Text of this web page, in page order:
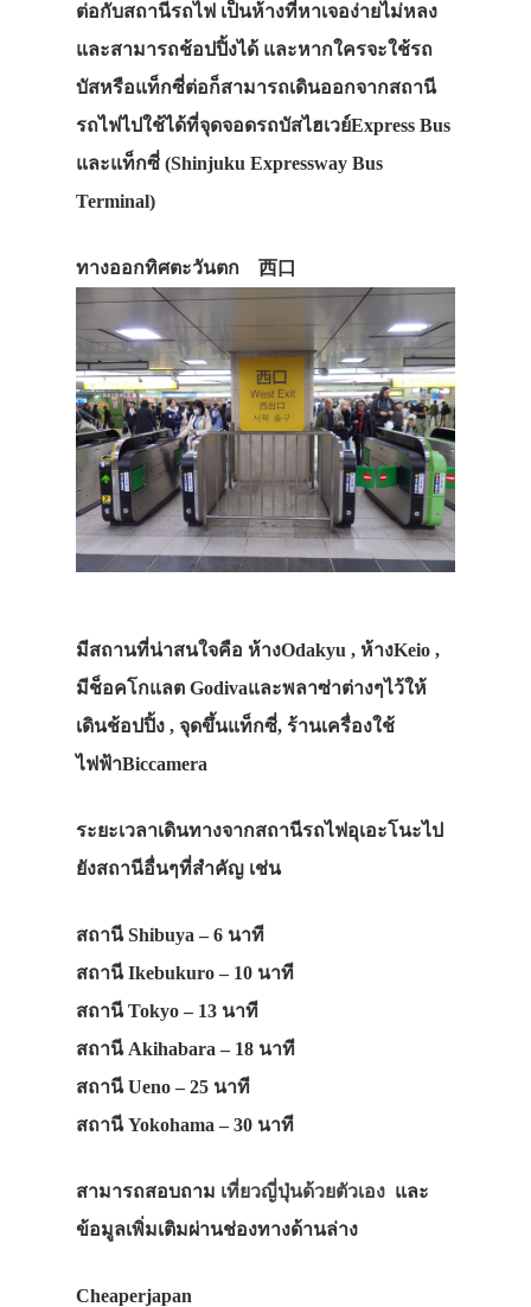
ต่อกับสถานีรถไฟ เป็นห้างที่หาเจอง่ายไม่หลง
และสามารถช้อปปิ้งได้ และหากใครจะใช้รถ
บัสหรือแท็กซี่ต่อก็สามารถเดินออกจากสถานี
รถไฟไปใช้ได้ที่จุดจอดรถบัสไฮเวย์Express Bus
และแท็กซี่ (Shinjuku Expressway Bus
Terminal)
ทางออกทิศตะวันตก 西口
มีสถานที่น่าสนใจคือ ห้างOdakyu , ห้างKeio ,
มีช็อคโกแลต Godivaและพลาซ่าต่างๆไว้ให้
เดินช้อปปิ้ง , จุดขึ้นแท็กซี่, ร้านเครื่องใช้
ไฟฟ้าBiccamera
ระยะเวลาเดินทางจากสถานีรถไฟอุเอะโนะไป
ยังสถานีอื่นๆที่สำคัญ เช่น
สถานี Shibuya – 6 นาที
สถานี Ikebukuro – 10 นาที
สถานี Tokyo – 13 นาที
สถานี Akihabara – 18 นาที
สถานี Ueno – 25 นาที
สถานี Yokohama – 30 นาที
สามารถสอบถาม เที่ยวญี่ปุ่นด้วยตัวเอง และ
ข้อมูลเพิ่มเติมผ่านช่องทางด้านล่าง
Cheaperjapan